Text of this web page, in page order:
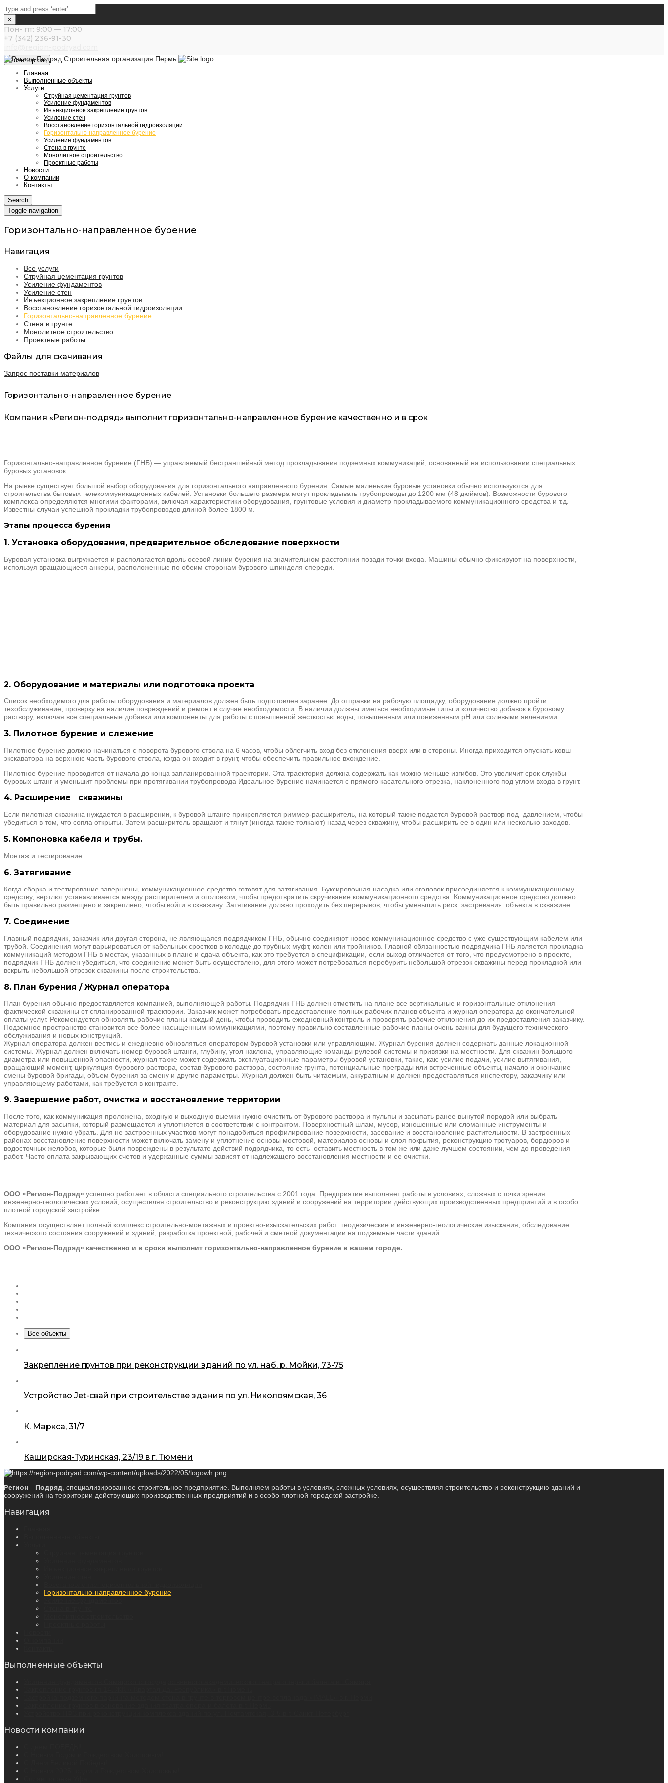
×
Пон- пт: 9:00 — 17:00
+7 (342) 236-91-30
Close top bar
Главная
Выполненные объекты
Услуги
Струйная цементация грунтов
Усиление фундаментов
Инъекционное закрепление грунтов
Усиление стен
Восстановление горизонтальной гидроизоляции
Горизонтально-направленное бурение
Усиление фундаментов
Стена в грунте
Монолитное строительство
Проектные работы
Новости
О компании
Контакты
Search
Toggle navigation
Горизонтально-направленное бурение
Навигация
Все услуги
Струйная цементация грунтов
Усиление фундаментов
Усиление стен
Инъекционное закрепление грунтов
Восстановление горизонтальной гидроизоляции
Горизонтально-направленное бурение
Стена в грунте
Монолитное строительство
Проектные работы
Файлы для скачивания
Запрос поставки материалов
Горизонтально-направленное бурение
Компания «Регион-подряд» выполнит горизонтально-направленное бурение качественно и в срок
Горизонтально-направленное бурение (ГНБ) — управляемый бестраншейный метод прокладывания подземных коммуникаций, основанный на использовании специальных
буровых установок.
На рынке существует большой выбор оборудования для горизонтального направленного бурения. Самые маленькие буровые установки обычно используются для
строительства бытовых телекоммуникационных кабелей. Установки большего размера могут прокладывать трубопроводы до 1200 мм (48 дюймов). Возможности бурового
комплекса определяются многими факторами, включая характеристики оборудования, грунтовые условия и диаметр прокладываемого коммуникационного средства и т.д.
Известны случаи успешной прокладки трубопроводов длиной более 1800 м.
Этапы процесса бурения
1. Установка оборудования, предварительное обследование поверхности
Буровая установка выгружается и располагается вдоль осевой линии бурения на значительном расстоянии позади точки входа. Машины обычно фиксируют на поверхности,
используя вращающиеся анкеры, расположенные по обеим сторонам бурового шпинделя спереди.
2. Оборудование и материалы или подготовка проекта
Список необходимого для работы оборудования и материалов должен быть подготовлен заранее. До отправки на рабочую площадку, оборудование должно пройти
техобслуживание, проверку на наличие повреждений и ремонт в случае необходимости. В наличии должны иметься необходимые типы и количество добавок к буровому
раствору, включая все специальные добавки или компоненты для работы с повышенной жесткостью воды, повышенным или пониженным рН или солевыми явлениями.
3. Пилотное бурение и слежение
Пилотное бурение должно начинаться с поворота бурового ствола на 6 часов, чтобы облегчить вход без отклонения вверх или в стороны. Иногда приходится опускать ковш
экскаватора на верхнюю часть бурового ствола, когда он входит в грунт, чтобы обеспечить правильное вхождение.
Пилотное бурение проводится от начала до конца запланированной траектории. Эта траектория должна содержать как можно меньше изгибов. Это увеличит срок службы
буровых штанг и уменьшит проблемы при протягивании трубопровода Идеальное бурение начинается с прямого касательного отрезка, наклоненного под углом входа в грунт.
4. Расширение скважины
Если пилотная скважина нуждается в расширении, к буровой штанге прикрепляется риммер-расширитель, на который также подается буровой раствор под давлением, чтобы
убедиться в том, что сопла открыты. Затем расширитель вращают и тянут (иногда также толкают) назад через скважину, чтобы расширить ее в один или несколько заходов.
5. Компоновка кабеля и трубы.
Монтаж и тестирование
6. Затягивание
Когда сборка и тестирование завершены, коммуникационное средство готовят для затягивания. Буксировочная насадка или оголовок присоединяется к коммуникационному
средству, вертлюг устанавливается между расширителем и оголовком, чтобы предотвратить скручивание коммуникационного средства. Коммуникационное средство должно
быть правильно размещено и закреплено, чтобы войти в скважину. Затягивание должно проходить без перерывов, чтобы уменьшить риск застревания объекта в скважине.
7. Соединение
Главный подрядчик, заказчик или другая сторона, не являющаяся подрядчиком ГНБ, обычно соединяют новое коммуникационное средство с уже существующим кабелем или
трубой. Соединения могут варьироваться от кабельных сростков в колодце до трубных муфт, колен или тройников. Главной обязанностью подрядчика ГНБ является прокладка
коммуникаций методом ГНБ в местах, указанных в плане и сдача объекта, как это требуется в спецификации, если выход отличается от того, что предусмотрено в проекте,
подрядчик ГНБ должен убедиться, что соединение может быть осуществлено, для этого может потребоваться перебурить небольшой отрезок скважины перед прокладкой или
вскрыть небольшой отрезок скважины после строительства.
8. План бурения / Журнал оператора
План бурения обычно предоставляется компанией, выполняющей работы. Подрядчик ГНБ должен отметить на плане все вертикальные и горизонтальные отклонения
фактической скважины от спланированной траектории. Заказчик может потребовать предоставление полных рабочих планов объекта и журнал оператора до окончательной
оплаты услуг. Рекомендуется обновлять рабочие планы каждый день, чтобы проводить ежедневный контроль и проверять рабочие отклонения до их предоставления заказчику.
Подземное пространство становится все более насыщенным коммуникациями, поэтому правильно составленные рабочие планы очень важны для будущего технического
обслуживания и новых конструкций.
Журнал оператора должен вестись и ежедневно обновляться оператором буровой установки или управляющим. Журнал бурения должен содержать данные локационной
системы. Журнал должен включать номер буровой штанги, глубину, угол наклона, управляющие команды рулевой системы и привязки на местности. Для скважин большого
диаметра или повышенной опасности, журнал также может содержать эксплуатационные параметры буровой установки, такие, как: усилие подачи, усилие вытягивания,
вращающий момент, циркуляция бурового раствора, состав бурового раствора, состояние грунта, потенциальные преграды или встреченные объекты, начало и окончание
смены буровой бригады, объем бурения за смену и другие параметры. Журнал должен быть читаемым, аккуратным и должен предоставляться инспектору, заказчику или
управляющему работами, как требуется в контракте.
9. Завершение работ, очистка и восстановление территории
После того, как коммуникация проложена, входную и выходную выемки нужно очистить от бурового раствора и пульпы и засыпать ранее вынутой породой или выбрать
материал для засыпки, который размещается и уплотняется в соответствии с контрактом. Поверхностный шлам, мусор, изношенные или сломанные инструменты и
оборудование нужно убрать. Для не застроенных участков могут понадобиться профилирование поверхности, засевание и восстановление растительности. В застроенных
районах восстановление поверхности может включать замену и уплотнение основы мостовой, материалов основы и слоя покрытия, реконструкцию тротуаров, бордюров и
водосточных желобов, которые были повреждены в результате действий подрядчика, то есть оставить местность в том же или даже лучшем состоянии, чем до проведения
работ. Часто оплата закрывающих счетов и удержанные суммы зависят от надлежащего восстановления местности и ее очистки.
ООО «Регион-Подряд» успешно работает в области специального строительства с 2001 года. Предприятие выполняет работы в условиях, сложных с точки зрения
инженерно-геологических условий, осуществляя строительство и реконструкцию зданий и сооружений на территории действующих производственных предприятий и в особо
плотной городской застройке.
Компания осуществляет полный комплекс строительно-монтажных и проектно-изыскательских работ: геодезические и инженерно-геологические изыскания, обследование
технического состояния сооружений и зданий, разработка проектной, рабочей и сметной документации на подземные части зданий.
ООО «Регион-Подряд» качественно и в сроки выполнит горизонтально-направленное бурение в вашем городе.
Все объекты
Закрепление грунтов при реконструкции зданий по ул. наб. р. Мойки, 73-75
Устройство Jet-свай при строительстве здания по ул. Николоямская, 36
К. Маркса, 31/7
Каширская-Туринская, 23/19 в г. Тюмени
Регион—Подряд , специализированное строительное предприятие. Выполняем работы в условиях, сложных условиях, осуществляя строительство и реконструкцию зданий и
сооружений на территории действующих производственных предприятий и в особо плотной городской застройке.
Навигация
Горизонтально-направленное бурение
Выполненные объекты
Новости компании